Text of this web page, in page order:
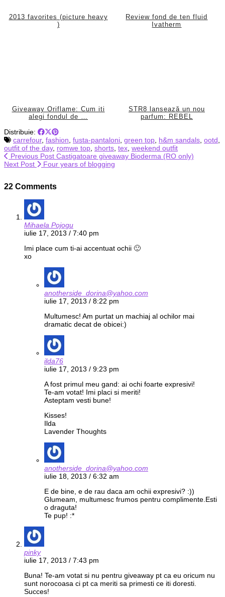
2013 favorites (picture heavy
)
Review fond de ten fluid
Ivatherm
Giveaway Oriflame: Cum iti
alegi fondul de …
STR8 lansează un nou
parfum: REBEL
Distribuie:
carrefour, fashion, fusta-pantaloni, green top, h&m sandals, ootd,
outfit of the day, romwe top, shorts, tex, weekend outfit
Previous Post Castigatoare giveaway Bioderma (RO only)
Next Post
Four years of blogging
22 Comments
Mihaela Pojogu
iulie 17, 2013 / 7:40 pm
Imi place cum ti-ai accentuat ochii 🙂
xo
anotherside_dorina@yahoo.com
iulie 17, 2013 / 8:22 pm
Multumesc! Am purtat un machiaj al ochilor mai
dramatic decat de obicei:)
ilda76
iulie 17, 2013 / 9:23 pm
A fost primul meu gand: ai ochi foarte expresivi!
Te-am votat! Imi placi si meriti!
Asteptam vesti bune!
Kisses!
Ilda
Lavender Thoughts
anotherside_dorina@yahoo.com
iulie 18, 2013 / 6:32 am
E de bine, e de rau daca am ochii expresivi? :))
Glumeam, multumesc frumos pentru complimente.Esti
o draguta!
Te pup! :*
pinky
iulie 17, 2013 / 7:43 pm
Buna! Te-am votat si nu pentru giveaway pt ca eu oricum nu
sunt norocoasa ci pt ca meriti sa primesti ce iti doresti.
Succes!